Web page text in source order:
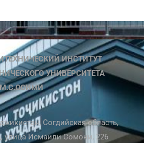
ИНСТИТУТ
УНИВЕРСИТЕТА
Согдийская область,
улица Исмаили Сомони, 226